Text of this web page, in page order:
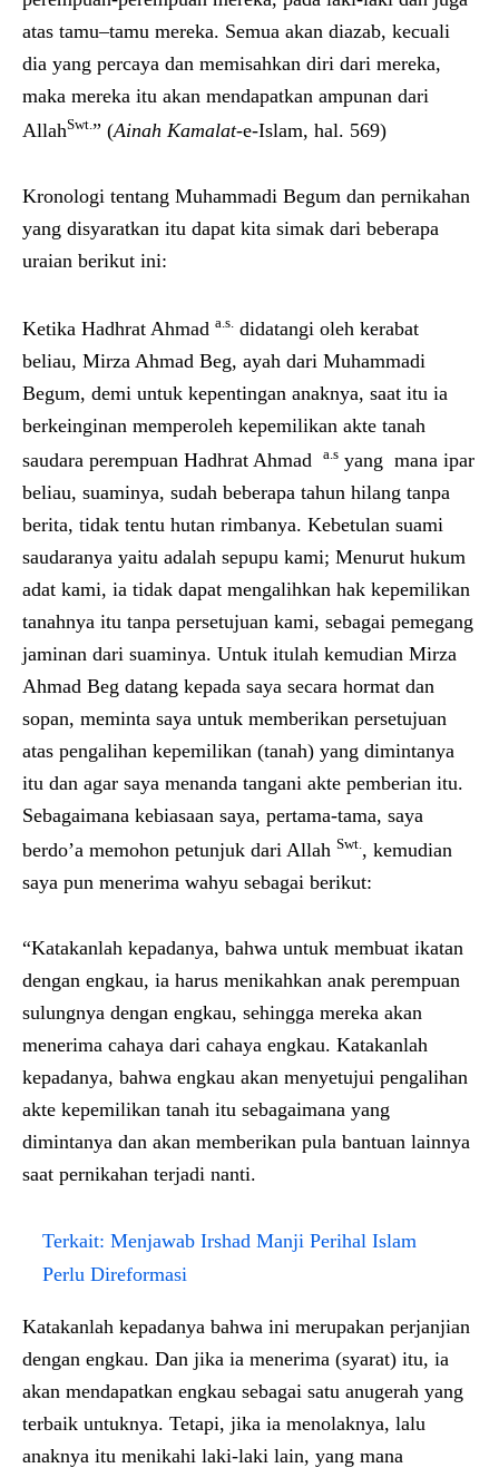
atas tamu–tamu mereka. Semua akan diazab, kecuali
dia yang percaya dan memisahkan diri dari mereka,
maka mereka itu akan mendapatkan ampunan dari
AllahSwt.” (Ainah Kamalat-e-Islam, hal. 569)
Kronologi tentang Muhammadi Begum dan pernikahan
yang disyaratkan itu dapat kita simak dari beberapa
uraian berikut ini:
Ketika Hadhrat Ahmad a.s. didatangi oleh kerabat
beliau, Mirza Ahmad Beg, ayah dari Muhammadi
Begum, demi untuk kepentingan anaknya, saat itu ia
berkeinginan memperoleh kepemilikan akte tanah
saudara perempuan Hadhrat Ahmad
a.s yang mana ipar
beliau, suaminya, sudah beberapa tahun hilang tanpa
berita, tidak tentu hutan rimbanya. Kebetulan suami
saudaranya yaitu adalah sepupu kami; Menurut hukum
adat kami, ia tidak dapat mengalihkan hak kepemilikan
tanahnya itu tanpa persetujuan kami, sebagai pemegang
jaminan dari suaminya. Untuk itulah kemudian Mirza
Ahmad Beg datang kepada saya secara hormat dan
sopan, meminta saya untuk memberikan persetujuan
atas pengalihan kepemilikan (tanah) yang dimintanya
itu dan agar saya menanda tangani akte pemberian itu.
Sebagaimana kebiasaan saya, pertama-tama, saya
berdo’a memohon petunjuk dari Allah Swt., kemudian
saya pun menerima wahyu sebagai berikut:
“Katakanlah kepadanya, bahwa untuk membuat ikatan
dengan engkau, ia harus menikahkan anak perempuan
sulungnya dengan engkau, sehingga mereka akan
menerima cahaya dari cahaya engkau. Katakanlah
kepadanya, bahwa engkau akan menyetujui pengalihan
akte kepemilikan tanah itu sebagaimana yang
dimintanya dan akan memberikan pula bantuan lainnya
saat pernikahan terjadi nanti.
Terkait: Menjawab Irshad Manji Perihal Islam
Perlu Direformasi
Katakanlah kepadanya bahwa ini merupakan perjanjian
dengan engkau. Dan jika ia menerima (syarat) itu, ia
akan mendapatkan engkau sebagai satu anugerah yang
terbaik untuknya. Tetapi, jika ia menolaknya, lalu
anaknya itu menikahi laki-laki lain, yang mana